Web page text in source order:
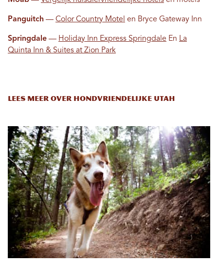
Panguitch — Color Country Motel en Bryce Gateway Inn
Springdale — Holiday Inn Express Springdale En La
Quinta Inn & Suites at Zion Park
Lees meer over hondvriendelijke Utah